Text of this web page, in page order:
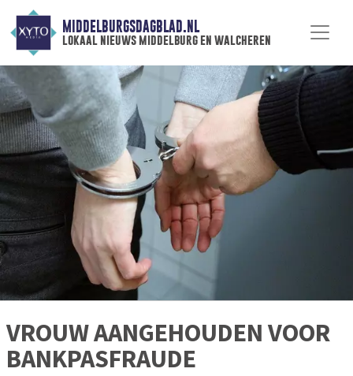
MIDDELBURGSDAGBLAD.NL
lokaal nieuws middelburg en walcheren
VROUW AANGEHOUDEN VOOR
BANKPASFRAUDE